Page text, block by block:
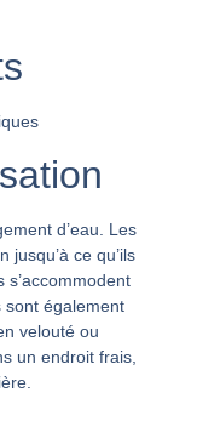
d’eau. Les
ce qu’ils
sont également
velouté ou
un endroit frais,